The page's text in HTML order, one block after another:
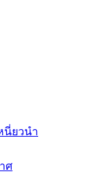
นี่ยวนำ
ศ